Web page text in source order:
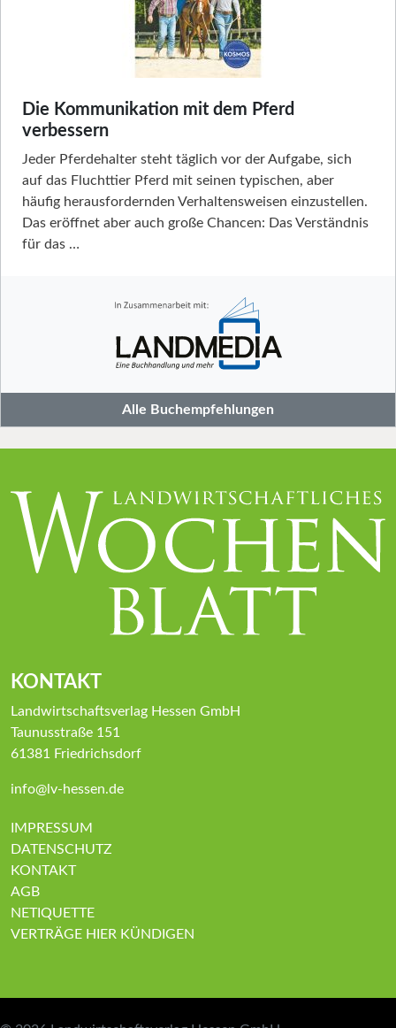
Die Kommunikation mit dem Pferd
verbessern
Jeder Pferdehalter steht täglich vor der Aufgabe, sich
auf das Fluchttier Pferd mit seinen typischen, aber
häufig herausfordernden Verhaltensweisen einzustellen.
Das eröffnet aber auch große Chancen: Das Verständnis
für das …
Alle Buchempfehlungen
KONTAKT
Landwirtschaftsverlag Hessen GmbH
Taunusstraße 151
61381 Friedrichsdorf
info@lv-hessen.de
IMPRESSUM
DATENSCHUTZ
KONTAKT
AGB
NETIQUETTE
VERTRÄGE HIER KÜNDIGEN